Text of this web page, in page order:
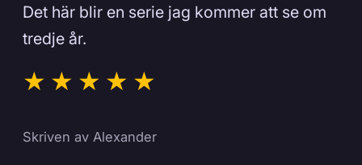
Det här blir en serie jag kommer att se om
tredje år.
Skriven av Alexander